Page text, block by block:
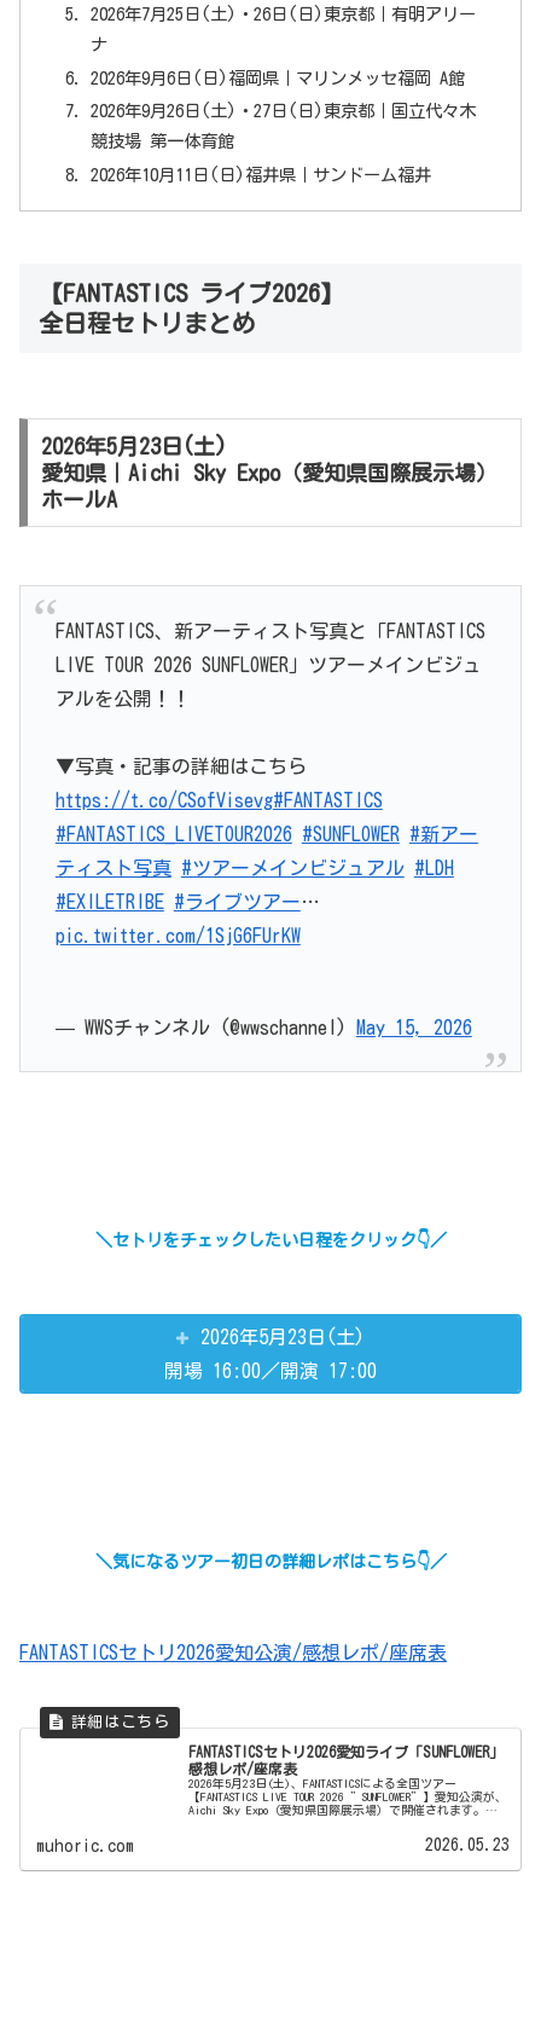
2026年7月25日(土)・26日(日)東京都｜有明アリー
ナ
2026年9月6日(日)福岡県｜マリンメッセ福岡 A館
2026年9月26日(土)・27日(日)東京都｜国立代々木
競技場 第一体育館
2026年10月11日(日)福井県｜サンドーム福井
【FANTASTICS ライブ2026】
全日程セトリまとめ
2026年5月23日(土)
愛知県｜Aichi Sky Expo（愛知県国際展示場）
ホールA
FANTASTICS、新アーティスト写真と「FANTASTICS
LIVE TOUR 2026 SUNFLOWER」ツアーメインビジュ
アルを公開！！
▼写真・記事の詳細はこちら
https://t.co/CSofVisevg#FANTASTICS
#FANTASTICS_LIVETOUR2026
#SUNFLOWER
#新アー
ティスト写真 #ツアーメインビジュアル #LDH
#EXILETRIBE #ライブツアー…
pic.twitter.com/1SjG6FUrKW
— WWSチャンネル (@wwschannel) May 15, 2026
＼セトリをチェックしたい日程をクリック👇／
2026年5月23日(土)
開場 16:00／開演 17:00
＼気になるツアー初日の詳細レポはこちら👇／
FANTASTICSセトリ2026愛知公演/感想レポ/座席表
FANTASTICSセトリ2026愛知ライブ「SUNFLOWER」
感想レポ/座席表
2026年5月23日(土)、FANTASTICSによる全国ツアー
【FANTASTICS LIVE TOUR 2026 ”SUNFLOWER”】愛知公演が、
Aichi Sky Expo（愛知県国際展示場）で開催されます。昨
muhoric.com 2026.05.23